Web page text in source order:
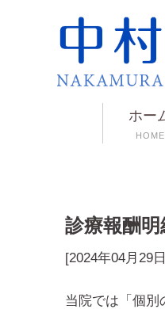
ホー
HOME
診療報酬
[2024年04月29
当院では「個別